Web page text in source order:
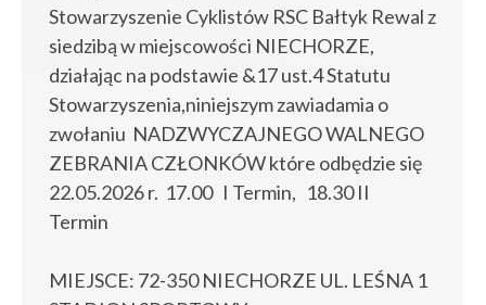
Stowarzyszenie Cyklistów RSC Bałtyk Rewal z
siedzibą w miejscowości NIECHORZE,
działając na podstawie &17 ust.4 Statutu
Stowarzyszenia,niniejszym zawiadamia o
zwołaniu NADZWYCZAJNEGO WALNEGO
ZEBRANIA CZŁONKÓW które odbędzie się
22.05.2026 r. 17.00 I Termin, 18.30 II
Termin
MIEJSCE: 72-350 NIECHORZE UL. LEŚNA 1